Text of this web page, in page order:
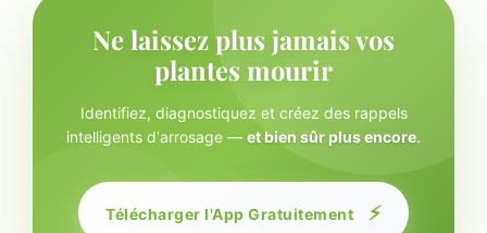
Ne laissez plus jamais vos
plantes mourir
Identifiez, diagnostiquez et créez des rappels
intelligents d'arrosage — et bien sûr plus encore.
Télécharger l'App Gratuitement ⚡